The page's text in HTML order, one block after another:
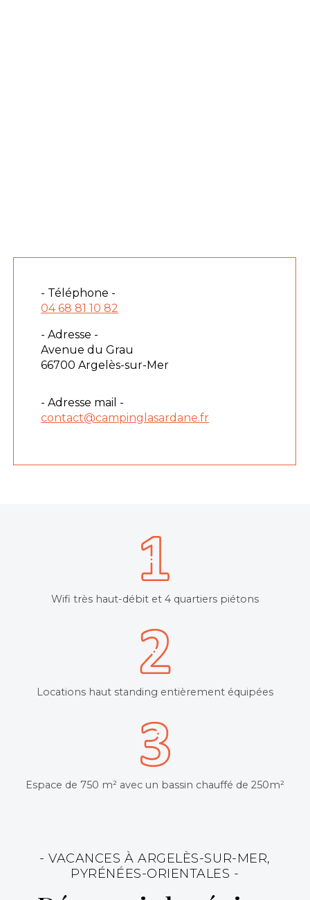
Wifi très haut-débit et 4 quartiers piétons
Locations haut standing entièrement équipées
Espace de 750 m² avec un bassin chauffé de 250m²
- Téléphone -
04 68 81 10 82
- Adresse -
Avenue du Grau
66700 Argelès-sur-Mer
- Adresse mail -
contact@campinglasardane.fr
- VACANCES À ARGELÈS-SUR-MER,
PYRÉNÉES-ORIENTALES -